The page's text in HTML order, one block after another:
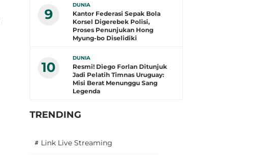
9
DUNIA
Kantor Federasi Sepak Bola
Korsel Digerebek Polisi,
Proses Penunjukan Hong
Myung-bo Diselidiki
10
DUNIA
Resmi! Diego Forlan Ditunjuk
Jadi Pelatih Timnas Uruguay:
Misi Berat Menunggu Sang
Legenda
TRENDING
# Link Live Streaming